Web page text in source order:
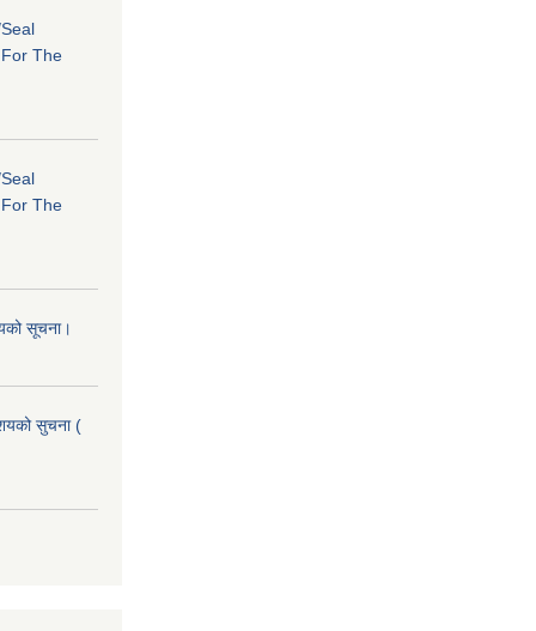
The
The
सूचना।
सुचना (